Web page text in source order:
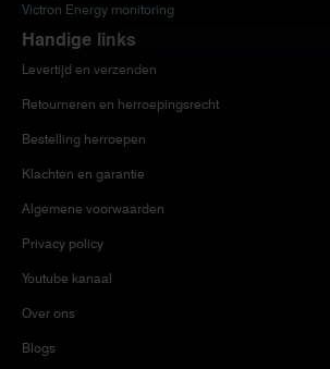
Victron Energy monitoring
Handige links
Levertijd en verzenden
Retourneren en herroepingsrecht
Bestelling herroepen
Klachten en garantie
Algemene voorwaarden
Privacy policy
Youtube kanaal
Over ons
Blogs